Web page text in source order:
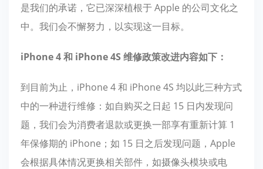
是我们的承诺，它已深深植根于 Apple 的公司文化之
中。我们会不懈努力，以实现这一目标。
iPhone 4 和 iPhone 4S 维修政策改进内容如下：
到目前为止，iPhone 4 和 iPhone 4S 均以此三种方式
中的一种进行维修：如自购买之日起 15 日内发现问
题，我们会为消费者退款或更换一部享有重新计算 1
年保修期的 iPhone；如 15 日之后发现问题，Apple
会根据具体情况更换相关部件，如摄像头模块或电